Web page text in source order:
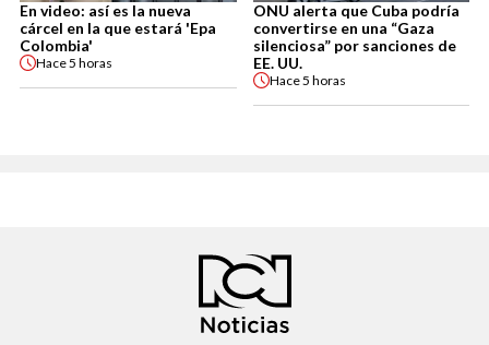
En video: así es la nueva
cárcel en la que estará 'Epa
Colombia'
Hace5 horas
ONU alerta que Cuba podría
convertirse en una “Gaza
silenciosa” por sanciones de
EE. UU.
Hace5 horas